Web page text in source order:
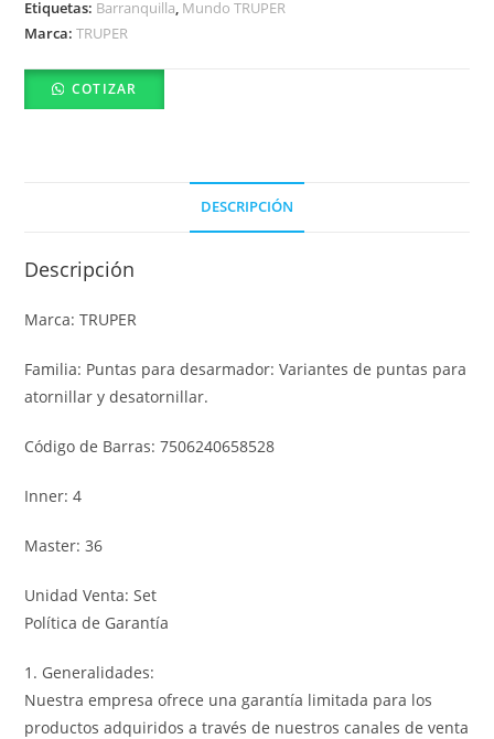
Etiquetas: Barranquilla, Mundo TRUPER
Marca:TRUPER
COTIZAR
DESCRIPCIÓN
Descripción
Marca: TRUPER
Familia: Puntas para desarmador: Variantes de puntas para
atornillar y desatornillar.
Código de Barras: 7506240658528
Inner: 4
Master: 36
Unidad Venta: Set
Política de Garantía
1. Generalidades:
Nuestra empresa ofrece una garantía limitada para los
productos adquiridos a través de nuestros canales de venta